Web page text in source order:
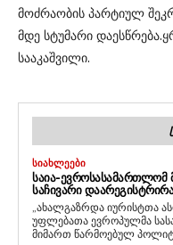
მოძრაობის პარტიულ
მდე სტუმარი
სააკაშვილი.
ᲡᲘᲐᲮᲚᲔᲔᲑᲘ
ᲡᲐᲘᲐ-ᲔᲕᲠᲝᲡᲐᲡᲐᲛᲐᲠᲗᲚᲝᲛ
ᲡᲐᲩᲘᲕᲐᲠᲘ ᲓᲐᲐᲠᲔᲒᲘᲡᲢᲠᲘᲠᲐ
„ახალგაზრდა იურისტთა
უფლებათა ევროპულმა
მიმართ წარმოებულ